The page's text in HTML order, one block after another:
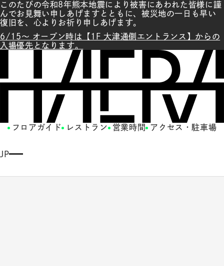
このたびの令和8年熊本地震により被害にあわれた皆様に謹
んでお見舞い申しあげますとともに、被災地の一日も早い
復旧を、心よりお祈り申しあげます。
6/15～ オープン時は【1F 大津通側エントランス】からの
入場優先となります。
フロアガイド レストラン 営業時間 アクセス・駐車場
JP